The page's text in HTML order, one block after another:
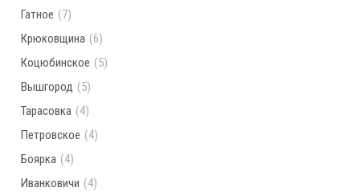
Гатное (7)
Крюковщина (6)
Коцюбинское (5)
Вышгород (5)
Тарасовка (4)
Петровское (4)
Боярка (4)
Иванковичи (4)